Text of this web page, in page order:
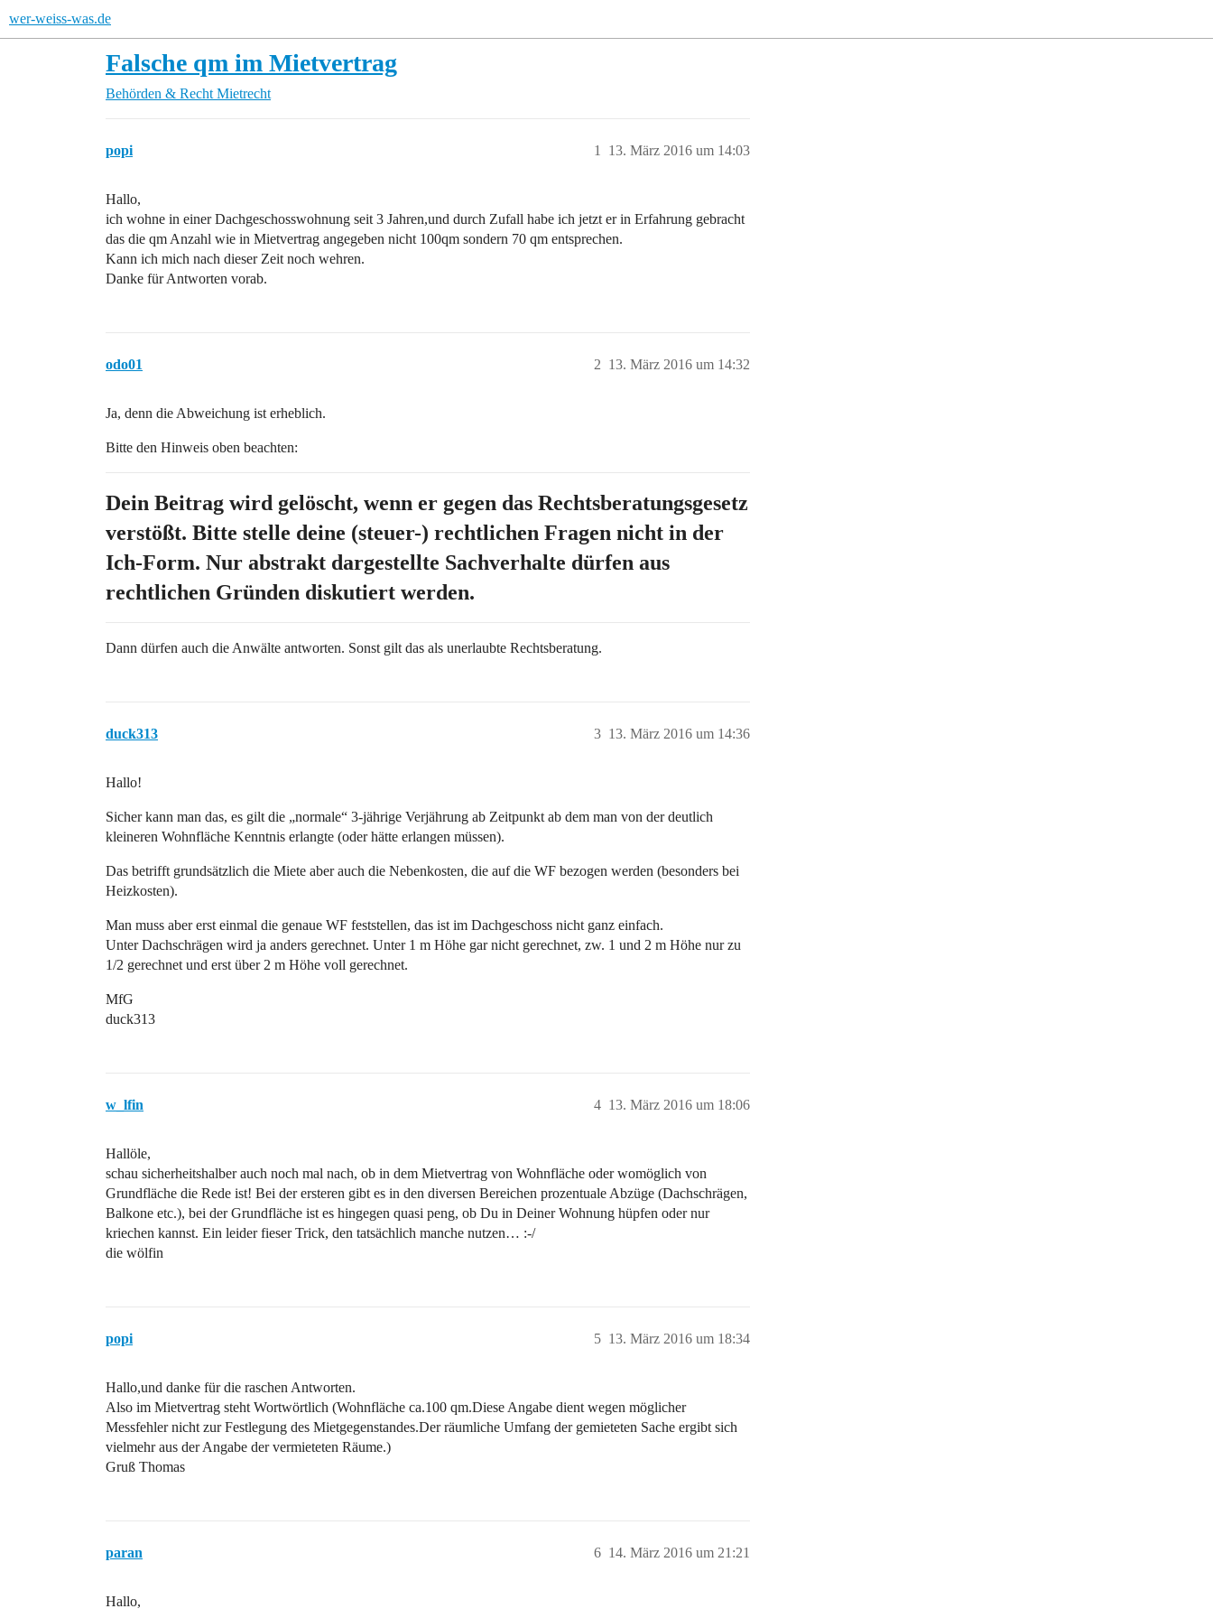
wer-weiss-was.de
Falsche qm im Mietvertrag
Behörden & Recht Mietrecht
popi 13. März 2016 um 14:03
1
Hallo,
ich wohne in einer Dachgeschosswohnung seit 3 Jahren,und durch Zufall habe ich jetzt er in Erfahrung gebracht
das die qm Anzahl wie in Mietvertrag angegeben nicht 100qm sondern 70 qm entsprechen.
Kann ich mich nach dieser Zeit noch wehren.
Danke für Antworten vorab.
odo01 13. März 2016 um 14:32
2
Ja, denn die Abweichung ist erheblich.
Bitte den Hinweis oben beachten:
Dein Beitrag wird gelöscht, wenn er gegen das Rechtsberatungsgesetz
verstößt. Bitte stelle deine (steuer-) rechtlichen Fragen nicht in der
Ich-Form. Nur abstrakt dargestellte Sachverhalte dürfen aus
rechtlichen Gründen diskutiert werden.
Dann dürfen auch die Anwälte antworten. Sonst gilt das als unerlaubte Rechtsberatung.
duck313 13. März 2016 um 14:36
3
Hallo!
Sicher kann man das, es gilt die „normale“ 3-jährige Verjährung ab Zeitpunkt ab dem man von der deutlich
kleineren Wohnfläche Kenntnis erlangte (oder hätte erlangen müssen).
Das betrifft grundsätzlich die Miete aber auch die Nebenkosten, die auf die WF bezogen werden (besonders bei
Heizkosten).
Man muss aber erst einmal die genaue WF feststellen, das ist im Dachgeschoss nicht ganz einfach.
Unter Dachschrägen wird ja anders gerechnet. Unter 1 m Höhe gar nicht gerechnet, zw. 1 und 2 m Höhe nur zu
1/2 gerechnet und erst über 2 m Höhe voll gerechnet.
MfG
duck313
w_lfin 13. März 2016 um 18:06
4
Hallöle,
schau sicherheitshalber auch noch mal nach, ob in dem Mietvertrag von Wohnfläche oder womöglich von
Grundfläche die Rede ist! Bei der ersteren gibt es in den diversen Bereichen prozentuale Abzüge (Dachschrägen,
Balkone etc.), bei der Grundfläche ist es hingegen quasi peng, ob Du in Deiner Wohnung hüpfen oder nur
kriechen kannst. Ein leider fieser Trick, den tatsächlich manche nutzen… :-/
die wölfin
popi 13. März 2016 um 18:34
5
Hallo,und danke für die raschen Antworten.
Also im Mietvertrag steht Wortwörtlich (Wohnfläche ca.100 qm.Diese Angabe dient wegen möglicher
Messfehler nicht zur Festlegung des Mietgegenstandes.Der räumliche Umfang der gemieteten Sache ergibt sich
vielmehr aus der Angabe der vermieteten Räume.)
Gruß Thomas
paran 14. März 2016 um 21:21
6
Hallo,